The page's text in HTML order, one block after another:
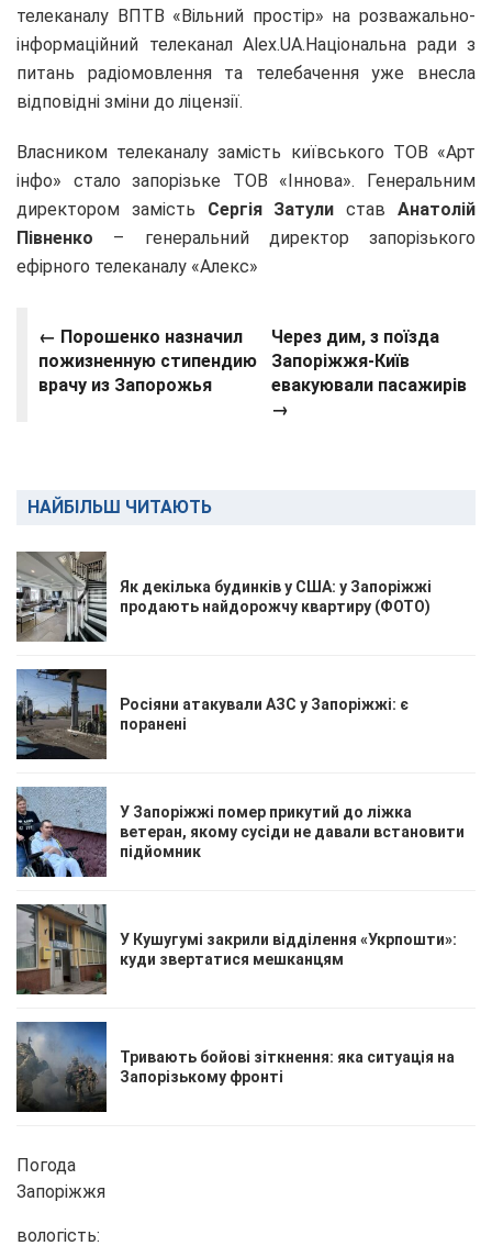
телеканалу ВПТВ «Вільний простір» на розважально-
інформаційний телеканал Alex.UA.Національна ради з
питань радіомовлення та телебачення уже внесла
відповідні зміни до ліцензії.
Власником телеканалу замість київського ТОВ «Арт
інфо» стало запорізьке ТОВ «Іннова». Генеральним
директором замість Сергія Затули ставАнатолій
Півненко – генеральний директор запорізького
ефірного телеканалу «Алекс»
← Порошенко назначил
пожизненную стипендию
врачу из Запорожья
Через дим, з поїзда
Запоріжжя-Київ
евакуювали пасажирів
→
НАЙБІЛЬШ ЧИТАЮТЬ
Як декілька будинків у США: у Запоріжжі
продають найдорожчу квартиру (ФОТО)
Росіяни атакували АЗС у Запоріжжі: є
поранені
У Запоріжжі помер прикутий до ліжка
ветеран, якому сусіди не давали встановити
підйомник
У Кушугумі закрили відділення «Укрпошти»:
куди звертатися мешканцям
Тривають бойові зіткнення: яка ситуація на
Запорізькому фронті
Погода
Запоріжжя
вологість: